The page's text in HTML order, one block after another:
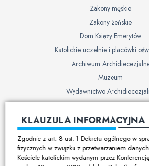
Zakony męskie
Zakony żeńskie
Dom Księży Emerytów
Katolickie uczelnie i placówki
Archiwum
Muzeum
Wydawnictwo
Cmentarze
Duszpasterstwo
Program duszpasterski
Kalendarz pracy
KLAUZULA INFORMACYJNA
Zgodnie z art. 8 ust. 1 Dekretu ogólnego w
fizycznych w związku z przetwarzaniem
Kościele katolickim wydanym przez